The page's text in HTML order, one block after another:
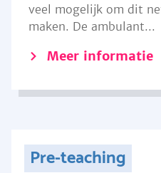
veel mogelijk om dit
maken. De ambulant...
Meer informatie
Pre-teaching